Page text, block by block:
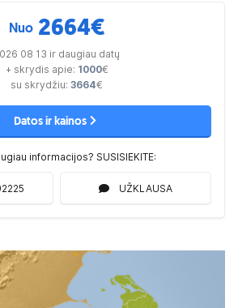
Nuo 2664€
08 13 ir daugiau datų
+ skrydis apie: 1000€
su skrydžiu: 3664€
Datos ir kainos
informacijos? SUSISIEKITE:
UŽKLAUSA